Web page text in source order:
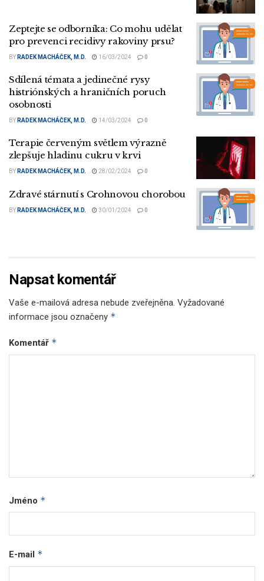
Zeptejte se odborníka: Co mohu udělat
pro prevenci recidivy rakoviny prsu?
BY RADEK MACHÁČEK, M.D. 16/03/2024 0
Sdílená témata a jedinečné rysy
histriónských a hraničních poruch
osobnosti
BY RADEK MACHÁČEK, M.D. 14/03/2024 0
Terapie červeným světlem výrazně
zlepšuje hladinu cukru v krvi
BY RADEK MACHÁČEK, M.D. 28/02/2024 0
Zdravé stárnutí s Crohnovou chorobou
BY RADEK MACHÁČEK, M.D. 30/01/2024 0
Napsat komentář
Vaše e-mailová adresa nebude zveřejněna. Vyžadované
informace jsou označeny *
Komentář *
Jméno *
E-mail *